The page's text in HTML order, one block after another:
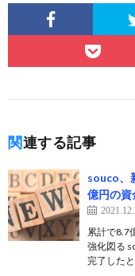
関連する記事
souco、
億円の資
累計で8.7
強化図る
完了した